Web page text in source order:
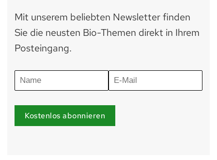
Mit unserem beliebten Newsletter finden
Sie die neusten Bio-Themen direkt in Ihrem
Posteingang.
Kostenlos abonnieren